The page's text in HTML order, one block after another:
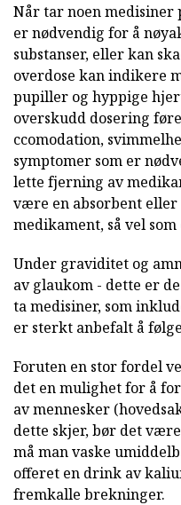
Når tar noen
er nødvendig for å
substanser, eller kan
overdose kan indikere
pupiller og hyppige
overskudd dosering
ccomodation,
symptomer som er
lette fjerning av
være en absorbent
medikament, så vel
Under graviditet og
av glaukom - dette er
ta medisiner, som
er sterkt anbefalt å
Foruten en stor fordel
det en mulighet for å
av mennesker
dette skjer, bør det
må man vaske
offeret en drink av
fremkalle brekninger.